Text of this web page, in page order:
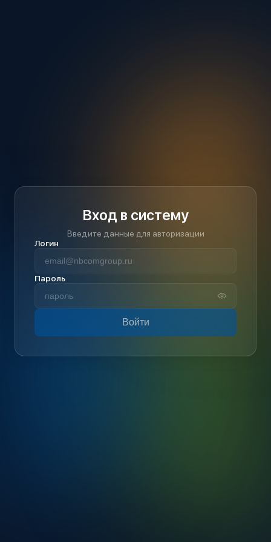
Вход в систему
Введите данные для авторизации
Логин
Пароль
Войти